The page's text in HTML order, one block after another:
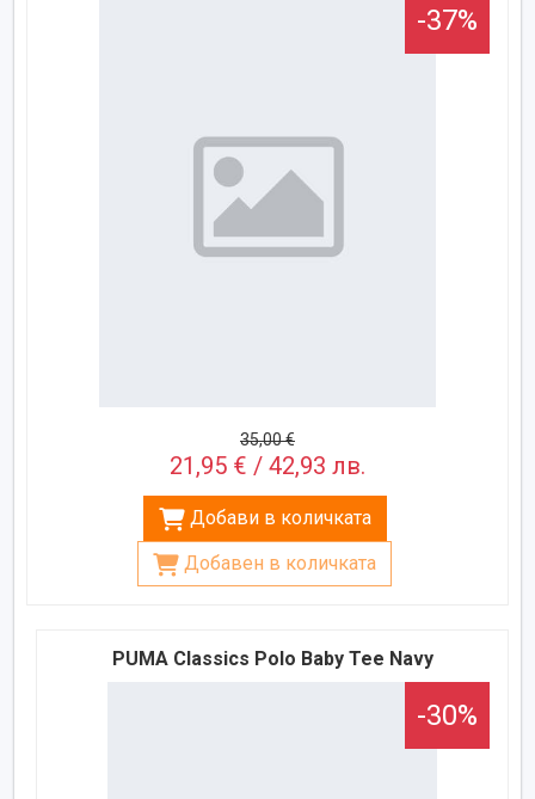
-37%
35,00 €
21,95 € / 42,93 лв.
Добави в количката
Добавен в количката
PUMA Classics Polo Baby Tee Navy
-30%